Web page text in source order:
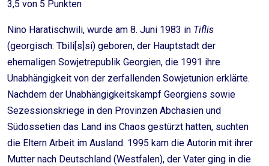
3,5 von 5 Punkten
Nino Haratischwili, wurde am 8. Juni 1983 in Tiflis
(georgisch: Tbili[s]si) geboren, der Hauptstadt der
ehemaligen Sowjetrepublik Georgien, die 1991 ihre
Unabhängigkeit von der zerfallenden Sowjetunion erklärte.
Nachdem der Unabhängigkeitskampf Georgiens sowie
Sezessionskriege in den Provinzen Abchasien und
Südossetien das Land ins Chaos gestürzt hatten, suchten
die Eltern Arbeit im Ausland. 1995 kam die Autorin mit ihrer
Mutter nach Deutschland (Westfalen), der Vater ging in die